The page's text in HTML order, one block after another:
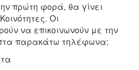
πρώτη φορά, θα γίνει
Οι
να επικοινωνούν με την
στα παρακάτω τηλέφωνα: